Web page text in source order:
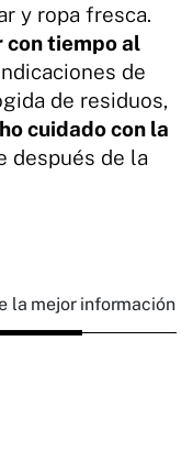
y ropa fresca.
con tiempo al
de
de residuos,
cuidado con la
después de la
la mejor información